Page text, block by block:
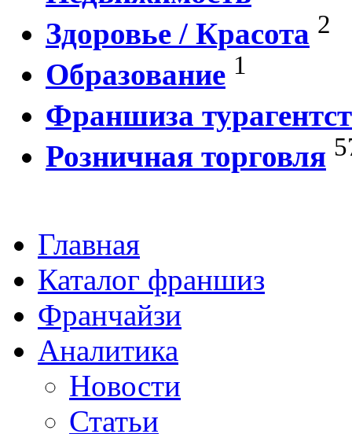
Здоровье / Красота 2
Образование 1
Франшиза
Розничная торговля
Главная
Каталог франшиз
Франчайзи
Аналитика
Новости
Статьи